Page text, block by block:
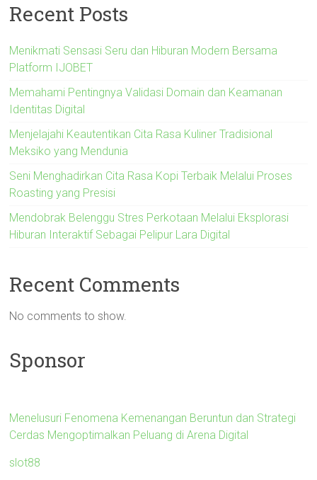
Recent Posts
Menikmati Sensasi Seru dan Hiburan Modern Bersama
Platform IJOBET
Memahami Pentingnya Validasi Domain dan Keamanan
Identitas Digital
Menjelajahi Keautentikan Cita Rasa Kuliner Tradisional
Meksiko yang Mendunia
Seni Menghadirkan Cita Rasa Kopi Terbaik Melalui Proses
Roasting yang Presisi
Mendobrak Belenggu Stres Perkotaan Melalui Eksplorasi
Hiburan Interaktif Sebagai Pelipur Lara Digital
Recent Comments
No comments to show.
Sponsor
Menelusuri Fenomena Kemenangan Beruntun dan Strategi
Cerdas Mengoptimalkan Peluang di Arena Digital
slot88